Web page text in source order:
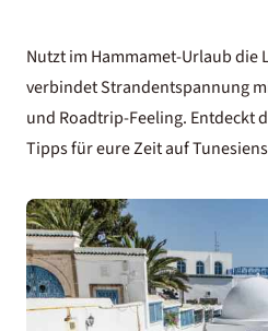
Nutzt im Hammamet-Urlaub die
verbindet Strandentspannung
und Roadtrip-Feeling. Entdeckt
Tipps für eure Zeit auf